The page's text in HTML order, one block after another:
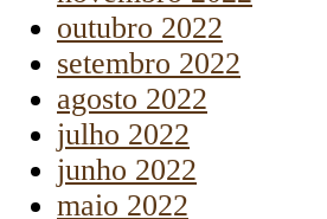
outubro 2022
setembro 2022
agosto 2022
julho 2022
junho 2022
maio 2022